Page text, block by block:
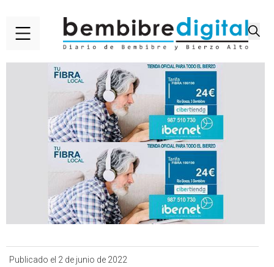
Publicado el 2 de junio de 2022